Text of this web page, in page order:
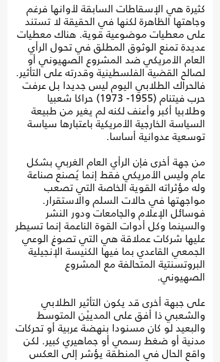
كثيرة هي الإسقاطات السابقة لأوانها فرغم
وجاهتها الظاهرة لكنها في الحقيقة لا تستند
على معطيات موضوعية قوية. هناك معطيات
عديدة تمنع الوثوق المطلق في تحول الرأي
العام الأمريكي ضد المشروع الصهيوني أو
لصالح القضية الفلسطينية وقدرته على التأثير.
فالحراك الطلابي اليوم ليس جديدا بل عرفت
حرب فيتنام (1955- 1973) حراكا شعبيا
وطلابيا أكبر وأعنف لكنه لم يغير من طبيعة
السياسة الخارجية الأمريكية باعتبارها سياسة
توسعية عدوانية أساسا.
من جهة أخرى فإن الرأي العام الغربي بشكل
عام وليس الأمريكي فقط إنما يُصنع صناعة
وله مؤثراته القوية الخاصة التي تصعب
مواجهتها في حالات السلم والاستقرار.
فوسائل الإعلام والجامعات ودور النشر
والسينما وكل أدوات القوة الناعمة إنما تسيطر
عليها شركات عملاقة هي التي تصوغ الوعي
الجمعي القاعدي بما فيها الكنيسة الإنجيلية
البروتسنتية المتحالفة مع المشروع
الصهيوني.
على جبهة أخرى قد يكون التأثير الطلابي
والشعبي ذا أفق على المدييْن المتوسط
والبعيد لو كان مسنودا بنهضة عربية أو تحركات
مدنية أو ضغط رسمي أو جماهيري كبير. لكن
واقع الحال في المنطقة يؤشر إلى العكس